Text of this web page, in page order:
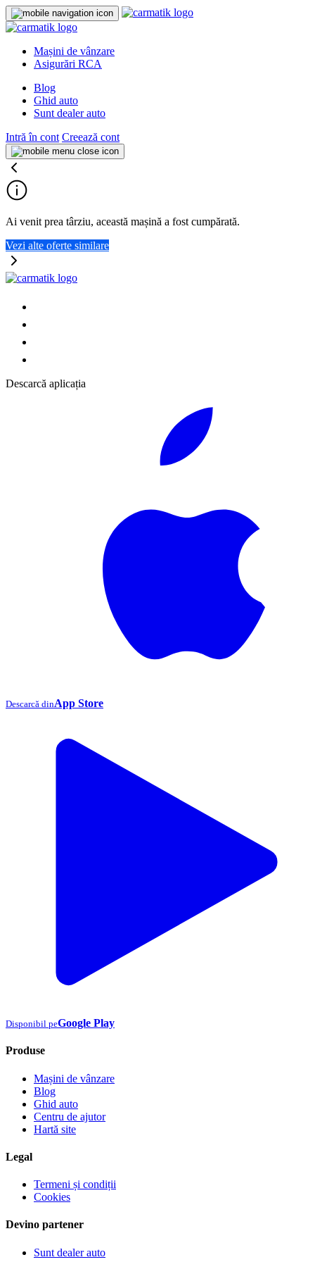
Mașini de vânzare
Asigurări RCA
Blog
Ghid auto
Sunt dealer auto
Intră în cont Creează cont
Ai venit prea târziu, această mașină a fost cumpărată.
Vezi alte oferte similare
Descarcă aplicația
Descarcă dinApp Store
Disponibil peGoogle Play
Produse
Mașini de vânzare
Blog
Ghid auto
Centru de ajutor
Hartă site
Legal
Termeni și condiții
Cookies
Devino partener
Sunt dealer auto